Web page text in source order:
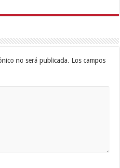
no será publicada. Los campos